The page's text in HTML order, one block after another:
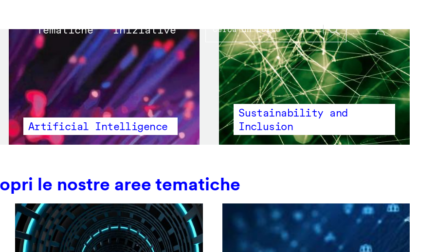
Main
navigation
Tematiche Iniziative
Artificial Intelligence
Sustainability and
Inclusion
le nostre aree tematiche